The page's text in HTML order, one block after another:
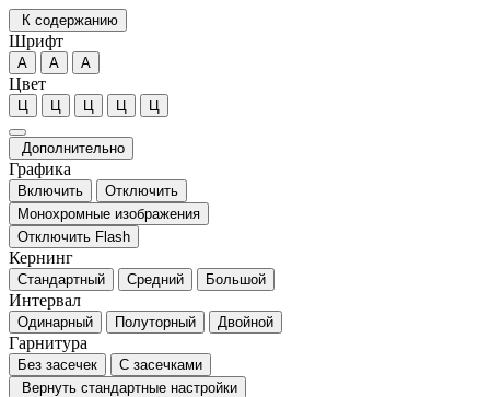
К содержанию
Шрифт
А А А
Цвет
Ц Ц Ц Ц Ц
Дополнительно
Графика
Включить
Отключить
Монохромные изображения
Отключить Flash
Кернинг
Стандартный Средний Большой
Интервал
Одинарный Полуторный Двойной
Гарнитура
Без засечек
С засечками
Вернуть стандартные настройки